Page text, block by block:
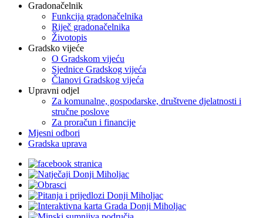
Gradonačelnik
Funkcija gradonačelnika
Riječ gradonačelnika
Životopis
Gradsko vijeće
O Gradskom vijeću
Sjednice Gradskog vijeća
Članovi Gradskog vijeća
Upravni odjel
Za komunalne, gospodarske, društvene djelatnosti i
stručne poslove
Za proračun i financije
Mjesni odbori
Gradska uprava